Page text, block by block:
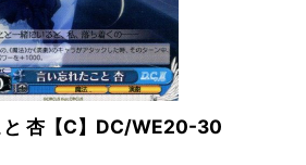
と 杏【C】DC/WE20-30